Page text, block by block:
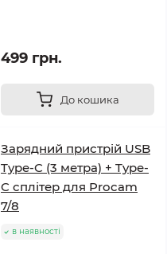
499 грн.
До кошика
Зарядний пристрій USB
Type-C (3 метра) + Type-
C сплітер для Procam
7/8
в наявності